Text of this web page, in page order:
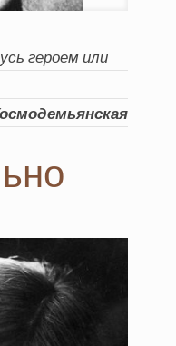
героем или